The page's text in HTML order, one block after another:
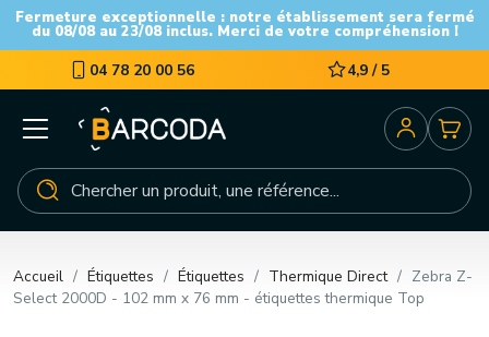
Fermeture exceptionnelle : notre établissement sera fermé
du 08/08 au 23/08 inclus. Merci de votre compréhension !
04 78 20 00 56 4,9 / 5
Accueil Étiquettes Étiquettes Thermique Direct
Zebra Z-
Select 2000D - 102 mm x 76 mm - étiquettes thermique Top